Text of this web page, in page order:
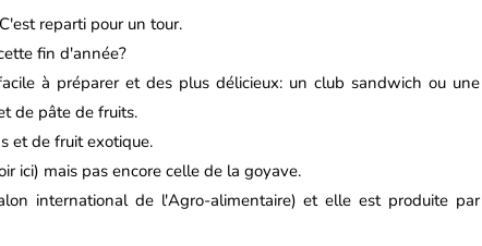
reparti pour un tour.
fin d'année?
à préparer et des plus délicieux: un clubsandwich ou une
de pâte de fruits.
et de fruit exotique.
ici) mais pas encore celle de la goyave.
international de l'Agro-alimentaire) et elle est produite par